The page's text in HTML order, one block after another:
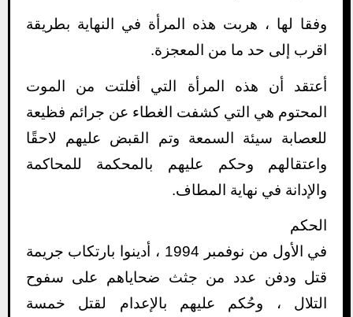
وفقا لها ، هربت هذه المرأة في النهاية بطريقة
اقرب إلى حد ما من المعجزة.
أعتقد أن هذه المرأة التي أفلتت من الموت
المحتوم هي التي كشفت الغطاء عن جرائم فظيعة
للعصابة سيئة السمعة وتم القبض عليهم لاحقًا
واعتقالهم وحكم عليهم بالمحكمة للمحاكمة
والإدانة في نهاية المطاف.
الحكم
في الأول من نوفمبر 1994 ، أدينوا بارتكاب جريمة
قتل ودفن عدد من جثث ضحاياهم على سفوح
التلال ، وحُكم عليهم بالإعدام لقتل خمسة